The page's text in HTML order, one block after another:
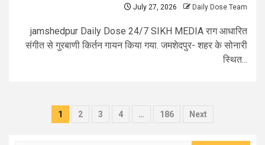
July 27, 2026 Daily Dose Team
jamshedpur Daily Dose 24/7 SIKH MEDIA राग आधारित
संगीत से गुरबाणी किर्तन गायन किया गया. जमशेदपुर- शहर के सोनारी
स्थित...
1 2 3 4 … 186 Next